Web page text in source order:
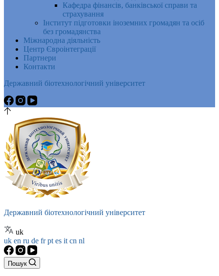
Кафедра фінансів, банківської справи та
страхування
Інститут підготовки іноземних громадян та осіб
без громадянства
Міжнародна діяльність
Центр Євроінтеграції
Партнери
Контакти
Державний біотехнологічний університет
Державний біотехнологічний університет
uk
uk en ru de frpt es it cn nl
Пошук